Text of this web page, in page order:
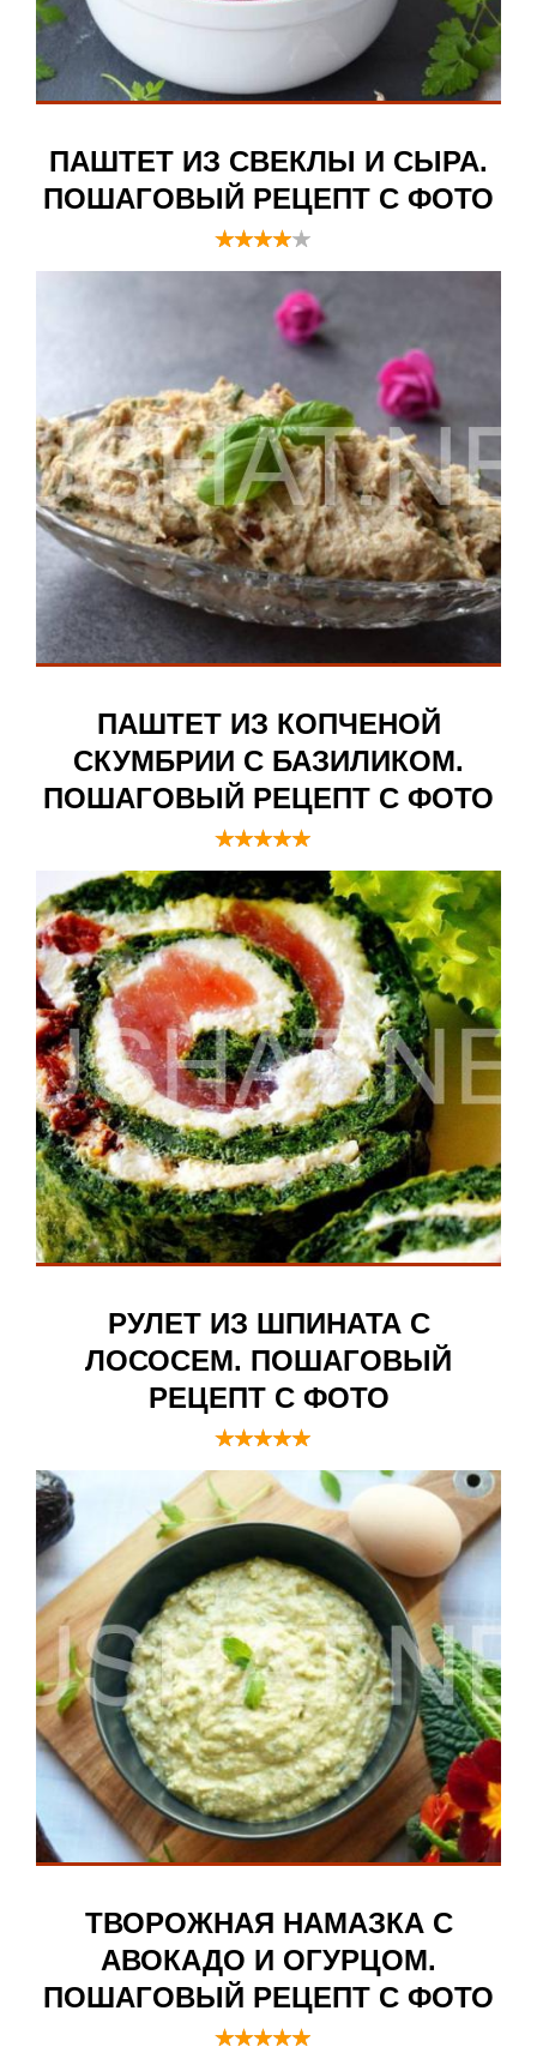
ПАШТЕТ ИЗ СВЕКЛЫ И СЫРА.
ПОШАГОВЫЙ РЕЦЕПТ С ФОТО
ПАШТЕТ ИЗ КОПЧЕНОЙ
СКУМБРИИ С БАЗИЛИКОМ.
ПОШАГОВЫЙ РЕЦЕПТ С ФОТО
РУЛЕТ ИЗ ШПИНАТА С
ЛОСОСЕМ. ПОШАГОВЫЙ
РЕЦЕПТ С ФОТО
ТВОРОЖНАЯ НАМАЗКА С
АВОКАДО И ОГУРЦОМ.
ПОШАГОВЫЙ РЕЦЕПТ С ФОТО